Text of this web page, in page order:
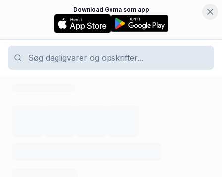
Download Goma som app